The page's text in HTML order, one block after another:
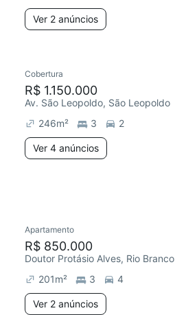
Ver 2 anúncios
Redecorar
Cobertura
R$ 1.150.000
Av. São Leopoldo, São Leopoldo
246m² 3 2
Ver 4 anúncios
Redecorar
Apartamento
R$ 850.000
Doutor Protásio Alves, Rio Branco
201m² 3 4
Ver 2 anúncios